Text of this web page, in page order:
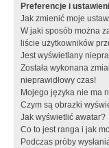
Preferencje i
Jak zmienić moje
W jaki sposób można
liście użytkowników
Jest wyświetlany
Została wykonana
nieprawidłowy czas!
Mojego języka nie ma
Czym są obrazki
Jak wyświetlić awatar?
Co to jest ranga i jak
Podczas próby